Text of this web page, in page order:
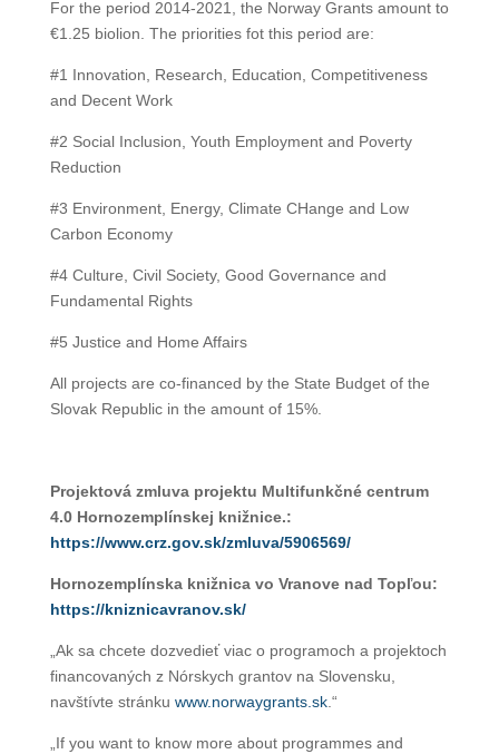
For the period 2014-2021, the Norway Grants amount to
€1.25 biolion. The priorities fot this period are:
#1 Innovation, Research, Education, Competitiveness
and Decent Work
#2 Social Inclusion, Youth Employment and Poverty
Reduction
#3 Environment, Energy, Climate CHange and Low
Carbon Economy
#4 Culture, Civil Society, Good Governance and
Fundamental Rights
#5 Justice and Home Affairs
All projects are co-financed by the State Budget of the
Slovak Republic in the amount of 15%.
Projektová zmluva projektu Multifunkčné centrum
4.0 Hornozemplínskej knižnice.:
https://www.crz.gov.sk/zmluva/5906569/
Hornozemplínska knižnica vo Vranove nad Topľou:
https://kniznicavranov.sk/
„Ak sa chcete dozvedieť viac o programoch a projektoch
financovaných z Nórskych grantov na Slovensku,
navštívte stránku www.norwaygrants.sk.“
„If you want to know more about programmes and